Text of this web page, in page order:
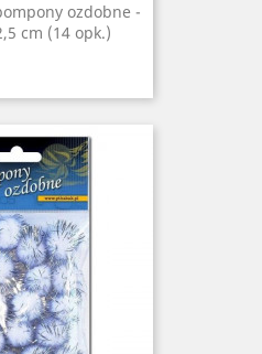
ozdobne -
cm (14 opk.)